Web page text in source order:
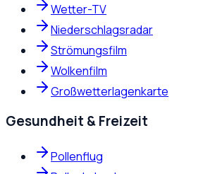
Wetter-TV
Niederschlagsradar
Strömungsfilm
Wolkenfilm
Großwetterlagenkarte
Gesundheit & Freizeit
Pollenflug